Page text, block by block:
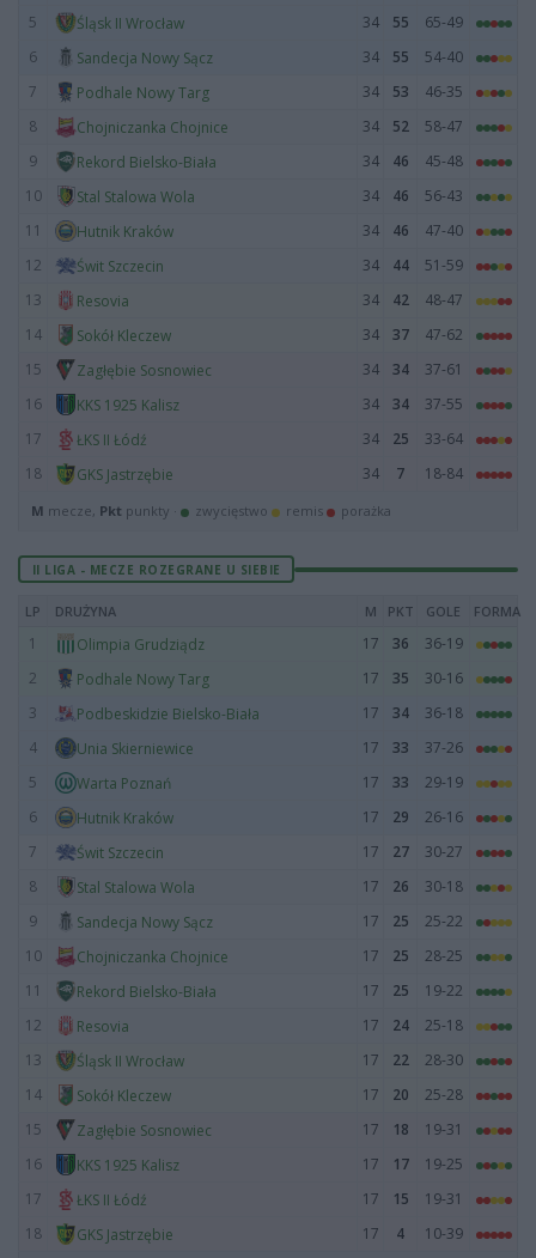
5
Śląsk II Wrocław 34 55
65-49
6
Sandecja Nowy Sącz 34 55
54-40
7
Podhale Nowy Targ 34 53
46-35
8
Chojniczanka Chojnice 34 52
58-47
9
Rekord Bielsko-Biała 34 46
45-48
10
Stal Stalowa Wola 34 46
56-43
11
Hutnik Kraków 34 46
47-40
12
Świt Szczecin 34 44
51-59
13
Resovia 34 42
48-47
14
Sokół Kleczew 34 37
47-62
15
Zagłębie Sosnowiec 34 34
37-61
16
KKS 1925 Kalisz 34 34
37-55
17
ŁKS II Łódź 34 25
33-64
18
GKS Jastrzębie 34 7 18-84
M mecze, Pkt punkty · zwycięstwo remis porażka
II LIGA - MECZE ROZEGRANE U SIEBIE
LP DRUŻYNA M PKT GOLE FORMA
1 Olimpia Grudziądz 17 36
36-19
2
Podhale Nowy Targ 17 35
30-16
3
Podbeskidzie Bielsko-Biała 17 34
36-18
4
Unia Skierniewice 17 33
37-26
5
Warta Poznań 17 33
29-19
6
Hutnik Kraków 17 29
26-16
7
Świt Szczecin 17 27
30-27
8
Stal Stalowa Wola 17 26
30-18
9
Sandecja Nowy Sącz 17 25
25-22
10
Chojniczanka Chojnice 17 25
28-25
11
Rekord Bielsko-Biała 17 25
19-22
12
Resovia 17 24
25-18
13
Śląsk II Wrocław 17 22
28-30
14
Sokół Kleczew 17 20
25-28
15
Zagłębie Sosnowiec 17 18
19-31
16
KKS 1925 Kalisz 17 17
19-25
17
ŁKS II Łódź 17 15
19-31
18
GKS Jastrzębie 17 4 10-39